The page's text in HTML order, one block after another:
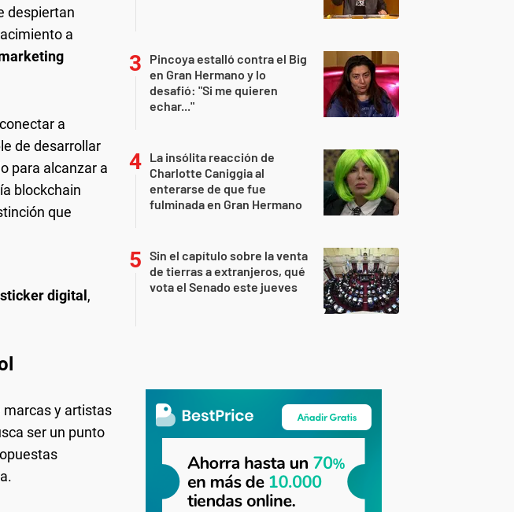
despiertan
a
a
de desarrollar
para alcanzar a
blockchain
que
digital,
marcas y artistas
ser un punto
Pincoya estalló contra el Big
en Gran Hermano y lo
desafió: "Si me quieren
echar..."
La insólita reacción de
Charlotte Caniggia al
enterarse de que fue
fulminada en Gran Hermano
Sin el capítulo sobre la venta
de tierras a extranjeros, qué
vota el Senado este jueves